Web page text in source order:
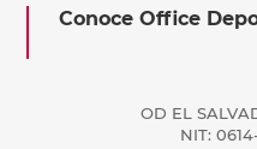
Conoce Office
OD EL
NIT: